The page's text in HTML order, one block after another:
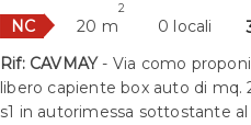
Next
NC
20 m
2
0 locali
Rif: CAVMAY- Via como
libero capiente box auto di mq.
s1 in autorimessa sottostante